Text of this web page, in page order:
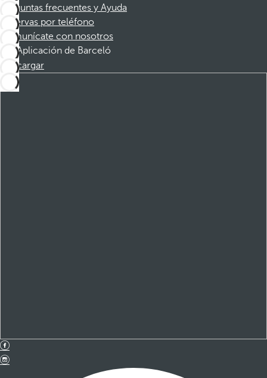
Preguntas frecuentes y Ayuda
Reservas por teléfono
Comunícate con nosotros
Aplicación de Barceló
Descargar